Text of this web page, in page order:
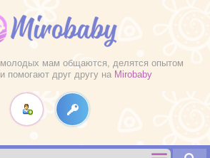
молодых мам общаются, делятся опытом
и помогают друг другу на Mirobaby